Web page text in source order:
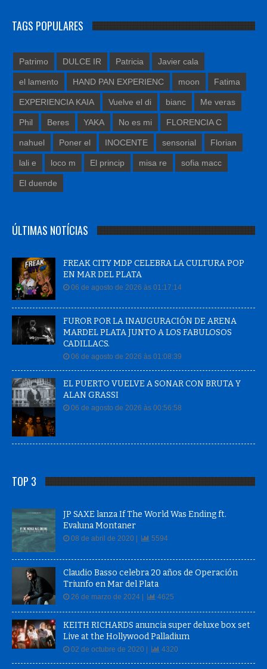
TAGS POPULARES
Patrimo DULCE IR Patricia Javier cala
el lamento HAND PAN EXPERIENC moon Fatima
EXPERIENCIA KAIA Vuelve el di bianc Me veras
Phil Beres YAKA No es mi FLORENCIA C
nahuel Poner el INOCENTE sensorial Florian
lali e loco m El princip misa re sofia macc
El duende
ÚLTIMAS NOTÍCIAS
FREAK CITY MDP CELEBRA LA CULTURA POP
EN MAR DEL PLATA
06 de agosto de 2026 às 01:17:14
FUROR POR LA INAUGURACIÓN DE ARENA
MARDEL PLATA JUNTO A LOS FABULOSOS
CADILLACS.
06 de agosto de 2026 às 01:08:39
EL PUERTO VUELVE A SONAR CON BRUTA Y
ALAN GRASSI
06 de agosto de 2026 às 00:56:58
TOP 3
JP SAXE lanza If The World Was Ending ft.
Evaluna Montaner
08 de abril de 2020 | 5594
Claudio Basso celebra 20 años de Operación
Triunfo en Mar del Plata
26 de marzo de 2024 | 4625
KEITH RICHARDS anuncia super deluxe box set
Live at the Hollywood Palladium
02 de octubre de 2020 | 4320